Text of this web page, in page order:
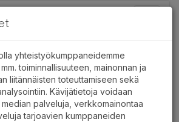
yhteistyökumppaneidemme
toiminnallisuuteen, mainonnan ja
liitännäisten toteuttamiseen sekä
Kävijätietoja voidaan
palveluja, verkkomainontaa
tarjoavien kumppaneiden
RISTEILYT HILDEN